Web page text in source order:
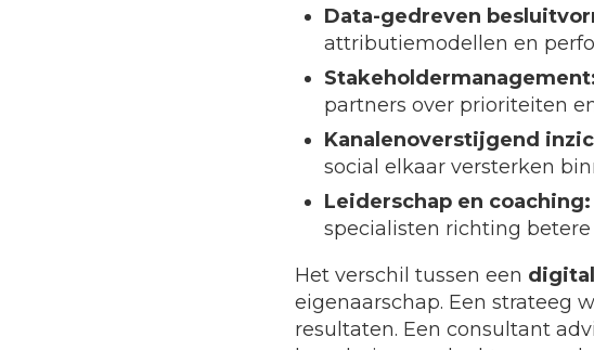
Data-gedreven
attributiemodellen en
partners over prioriteiten
Kanalenoverstijgend
social elkaar versterken
Leiderschap en coaching:
specialisten richting
Het verschil tussen een
eigenaarschap. Een strateeg
resultaten. Een consultant